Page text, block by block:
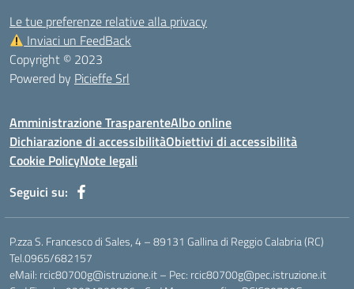
Le tue preferenze relative alla privacy
Inviaci un FeedBack
Copyright © 2023
Powered by Picieffe Srl
Amministrazione TrasparenteAlbo online
Dichiarazione di accessibilitàObiettivi di accessibilità
Cookie PolicyNote legali
Seguici su:
P.zza S. Francesco di Sales, 4 – 89131 Gallina di Reggio Calabria (RC)
Tel.0965/682157
eMail: rcic80700g@istruzione.it – Pec: rcic80700g@pec.istruzione.it